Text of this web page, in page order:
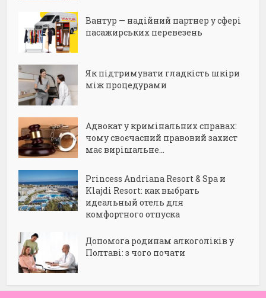
Вантур — надійний партнер у сфері
пасажирських перевезень
Як підтримувати гладкість шкіри
між процедурами
Адвокат у кримінальних справах:
чому своєчасний правовий захист
має вирішальне...
Princess Andriana Resort & Spa и
Klajdi Resort: как выбрать
идеальный отель для
комфортного отпуска
Допомога родинам алкоголіків у
Полтаві: з чого почати